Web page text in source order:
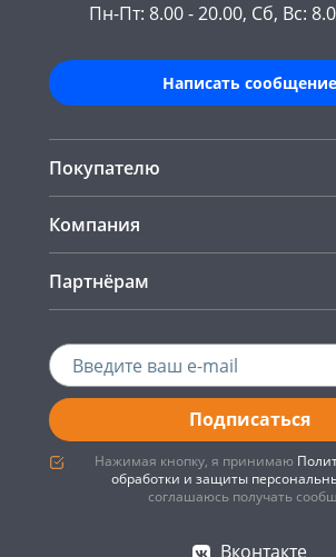
Пн-Пт: 8.00 - 20.00, Сб, Вс:
Написать сообщение
Покупателю
Компания
Партнёрам
Подписаться
Нажимая кнопку, я принимаю
обработки и защиты
соглашаюсь получать
Вконтакте